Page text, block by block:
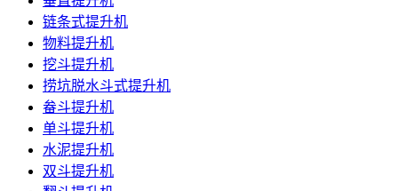
链条式提升机
物料提升机
挖斗提升机
捞坑脱水斗式提升机
畚斗提升机
单斗提升机
水泥提升机
双斗提升机